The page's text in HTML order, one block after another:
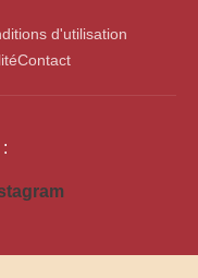
d'utilisation
Contact